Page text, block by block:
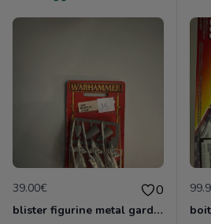
39.00€ 0
blister figurine metal garde laritime lothern gamesworshop neuf blister